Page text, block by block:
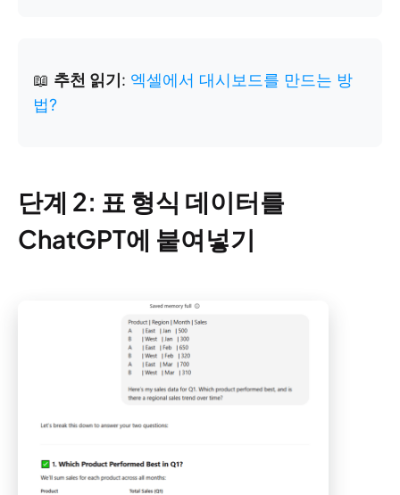
📖 추천 읽기 : 엑셀에서 대시보드를 만드는 방
법?
단계 2: 표 형식 데이터를
ChatGPT에 붙여넣기